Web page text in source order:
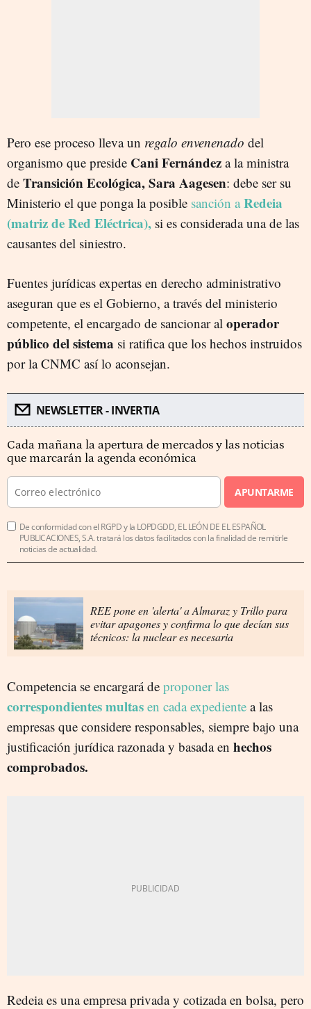
Pero ese proceso lleva un regalo envenenado del
organismo que preside Cani Fernández a la ministra
de Transición Ecológica, Sara Aagesen: debe ser su
Ministerio el que ponga la posible sanción aRedeia
(matriz de Red Eléctrica), si es considerada una de las
causantes del siniestro.
Fuentes jurídicas expertas en derecho administrativo
aseguran que es el Gobierno, a través del ministerio
competente, el encargado de sancionar al operador
público del sistema si ratifica que los hechos instruidos
por la CNMC así lo aconsejan.
NEWSLETTER - INVERTIA
Cada mañana la apertura de mercados y las noticias
que marcarán la agenda económica
APUNTARME
De conformidad con el RGPD y la LOPDGDD, EL LEÓN DE EL ESPAÑOL
PUBLICACIONES, S.A. tratará los datos facilitados con la finalidad de remitirle
noticias de actualidad.
REE pone en 'alerta' a Almaraz y Trillo para
evitar apagones y confirma lo que decían sus
técnicos: la nuclear es necesaria
Competencia se encargará de proponer las
correspondientes multas en cada expediente a las
empresas que considere responsables, siempre bajo una
justificación jurídica razonada y basada en hechos
comprobados.
Redeia es una empresa privada y cotizada en bolsa, pero